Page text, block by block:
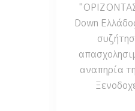
Down
αναπηρία